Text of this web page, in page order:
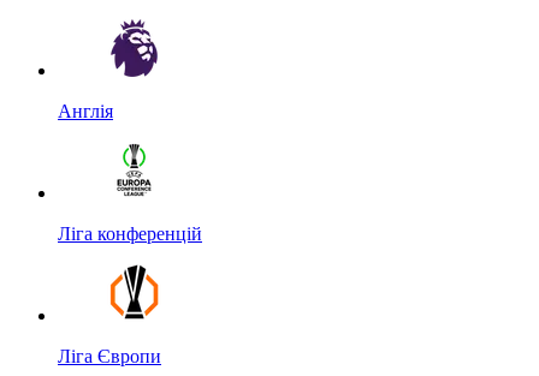
Англія
Ліга конференцій
Ліга Європи